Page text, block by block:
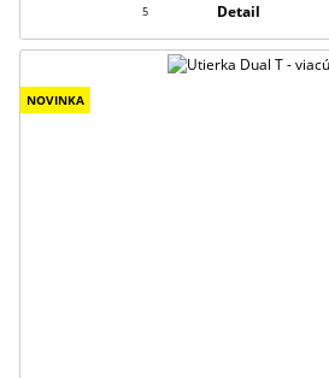
5 Detail
NOVINKA